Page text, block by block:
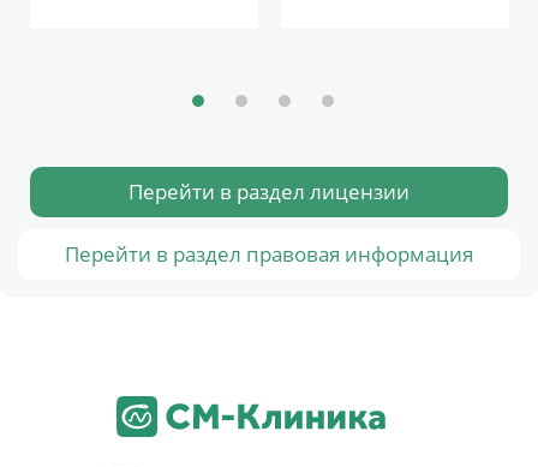
Перейти в раздел лицензии
Перейти в раздел правовая информация